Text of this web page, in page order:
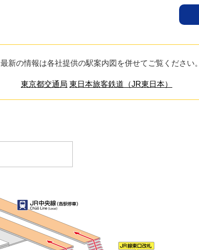
新の情報は各社提供の駅案内図を併せてご覧ください。
東京都交通局 東日本旅客鉄道（JR東日本）